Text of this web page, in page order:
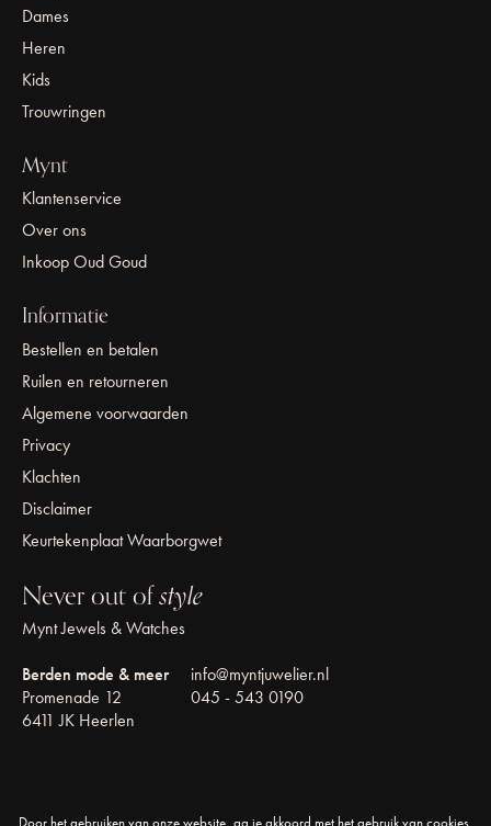
Dames
Heren
Kids
Trouwringen
Mynt
Klantenservice
Over ons
Inkoop Oud Goud
Informatie
Bestellen en betalen
Ruilen en retourneren
Algemene voorwaarden
Privacy
Klachten
Disclaimer
Keurtekenplaat Waarborgwet
Never out ofstyle
Mynt Jewels & Watches
Berden mode & meer
Promenade 12
6411 JK Heerlen
info@myntjuwelier.nl
045 - 543 0190
Door het gebruiken van onze website, ga je akkoord met het gebruik van cookies